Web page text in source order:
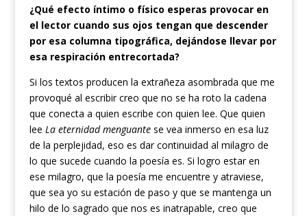
¿Qué efecto íntimo o físico esperas provocar en
el lector cuando sus ojos tengan que descender
por esa columna tipográfica, dejándose llevar por
esa respiración entrecortada?
Si los textos producen la extrañeza asombrada que me
provoqué al escribir creo que no se ha roto la cadena
que conecta a quien escribe con quien lee. Que quien
lee La eternidad menguantese vea inmerso en esa luz
de la perplejidad, eso es dar continuidad al milagro de
lo que sucede cuando la poesía es. Si logro estar en
ese milagro, que la poesía me encuentre y atraviese,
que sea yo su estación de paso y que se mantenga un
hilo de lo sagrado que nos es inatrapable, creo que